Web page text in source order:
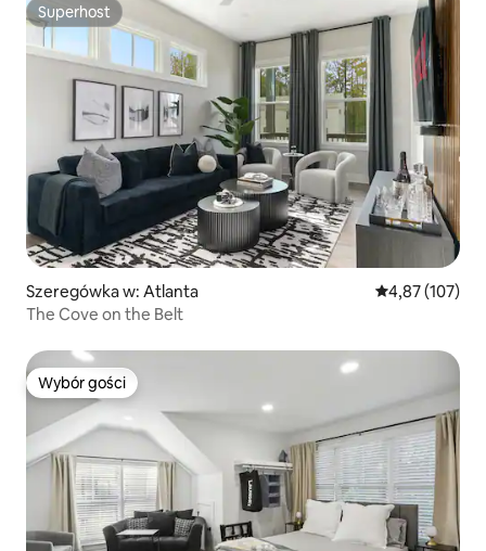
Superhost
Superhost
Szeregówka w: Atlanta Średnia
4,87 (107)
The Cove on the Belt
Wybór gości
Wybór gości